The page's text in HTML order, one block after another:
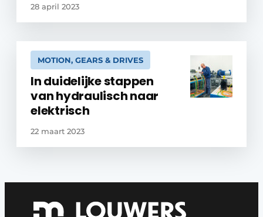
28 april 2023
MOTION, GEARS & DRIVES
In duidelijke stappen
van hydraulisch naar
elektrisch
22 maart 2023